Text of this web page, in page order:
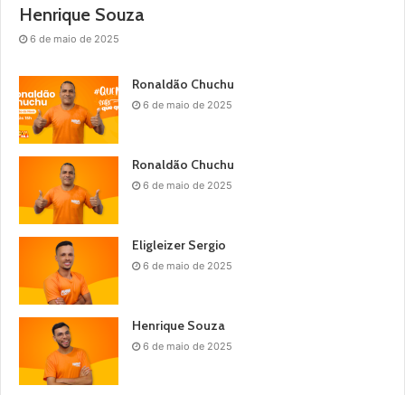
Henrique Souza
6 de maio de 2025
Ronaldão Chuchu
6 de maio de 2025
Ronaldão Chuchu
6 de maio de 2025
Eligleizer Sergio
6 de maio de 2025
Henrique Souza
6 de maio de 2025